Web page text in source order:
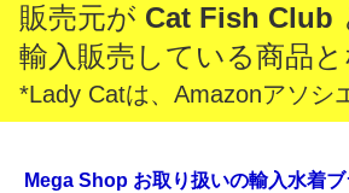
販売元が Cat Fish Club
輸入販売している商品と
*Lady Catは、Amazonアソシ
Mega Shop お取り扱いの輸入水着ブ